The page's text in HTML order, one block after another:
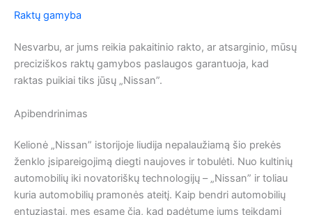
Raktų gamyba
Nesvarbu, ar jums reikia pakaitinio rakto, ar atsarginio, mūsų
preciziškos raktų gamybos paslaugos garantuoja, kad
raktas puikiai tiks jūsų „Nissan”.
Apibendrinimas
Kelionė „Nissan” istorijoje liudija nepalaužiamą šio prekės
ženklo įsipareigojimą diegti naujoves ir tobulėti. Nuo kultinių
automobilių iki novatoriškų technologijų – „Nissan” ir toliau
kuria automobilių pramonės ateitį. Kaip bendri automobilių
entuziastai, mes esame čia, kad padėtume jums teikdami